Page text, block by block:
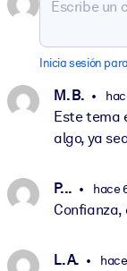
Inicia sesión
M. B.
Este tema
algo, ya
P. .. hace
Confianza,
L. A.